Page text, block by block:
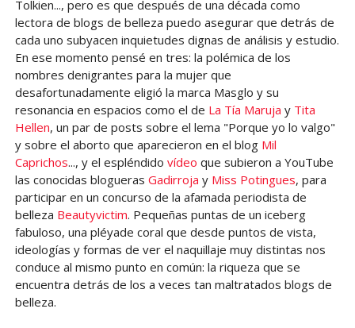
Tolkien..., pero es que después de una década como
lectora de blogs de belleza puedo asegurar que detrás de
cada uno subyacen inquietudes dignas de análisis y estudio.
En ese momento pensé en tres: la polémica de los
nombres denigrantes para la mujer que
desafortunadamente eligió la marca Masglo y su
resonancia en espacios como el de La Tía Maruja y Tita
Hellen, un par de posts sobre el lema "Porque yo lo valgo"
y sobre el aborto que aparecieron en el blog Mil
Caprichos..., y el espléndido vídeo que subieron a YouTube
las conocidas blogueras Gadirroja y Miss Potingues, para
participar en un concurso de la afamada periodista de
belleza Beautyvictim. Pequeñas puntas de un iceberg
fabuloso, una pléyade coral que desde puntos de vista,
ideologías y formas de ver el naquillaje muy distintas nos
conduce al mismo punto en común: la riqueza que se
encuentra detrás de los a veces tan maltratados blogs de
belleza.